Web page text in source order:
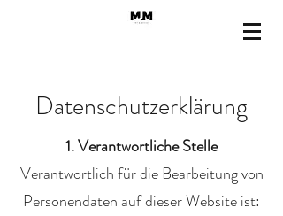
Datenschutzerklärung
1. Verantwortliche Stelle
Verantwortlich für die Bearbeitung von
Personendaten auf dieser Website ist: